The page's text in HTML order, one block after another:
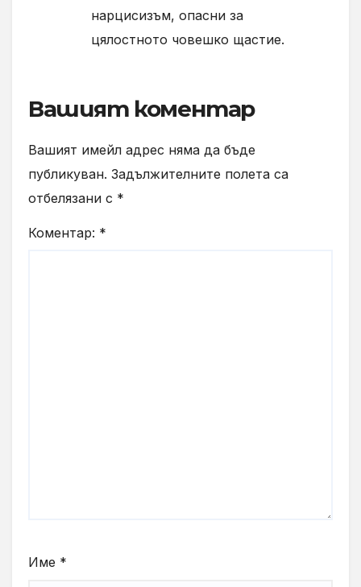
нарцисизъм, опасни за
цялостното човешко щастие.
Вашият коментар
Вашият имейл адрес няма да бъде
публикуван. Задължителните полета са
отбелязани с *
Коментар: *
Име *